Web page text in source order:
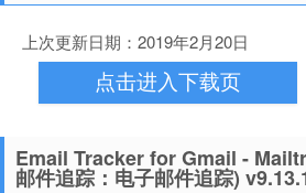
上次更新日期：2019年2月20日
点击进入下载页
Email Tracker for Gmail -
邮件追踪：电子邮件追踪)